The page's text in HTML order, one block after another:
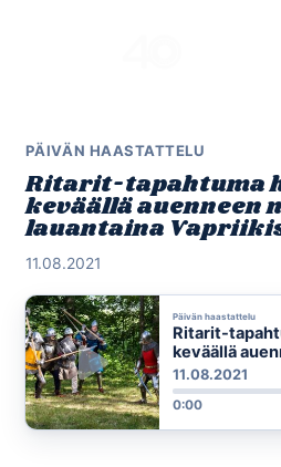
PÄIVÄN HAASTATTELU
Ritarit-tapahtuma
keväällä auenneen
lauantaina
11.08.2021
Päivän haastattelu
Ritarit-
keväällä
eloon
11.08.2021
0:00